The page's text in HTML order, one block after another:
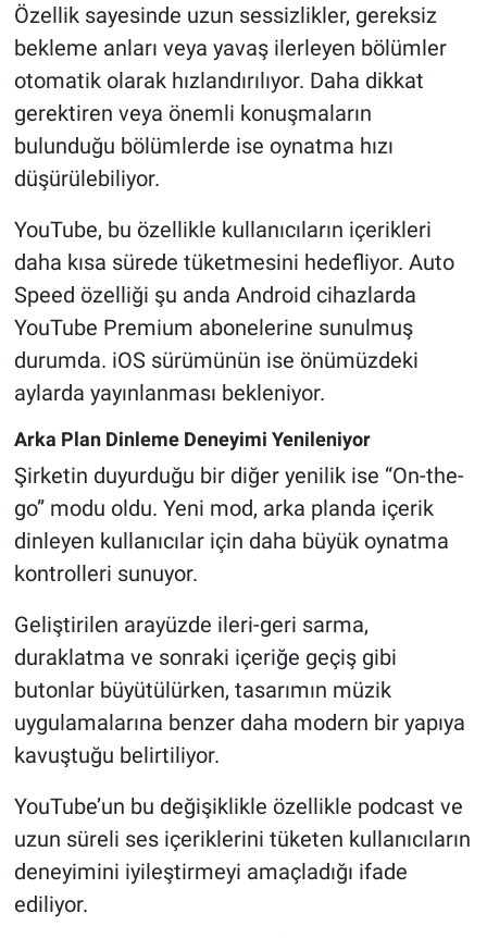
Özellik sayesinde uzun sessizlikler, gereksiz
bekleme anları veya yavaş ilerleyen bölümler
otomatik olarak hızlandırılıyor. Daha dikkat
gerektiren veya önemli konuşmaların
bulunduğu bölümlerde ise oynatma hızı
düşürülebiliyor.
YouTube, bu özellikle kullanıcıların içerikleri
daha kısa sürede tüketmesini hedefliyor. Auto
Speed özelliği şu anda Android cihazlarda
YouTube Premium abonelerine sunulmuş
durumda. iOS sürümünün ise önümüzdeki
aylarda yayınlanması bekleniyor.
Arka Plan Dinleme Deneyimi Yenileniyor
Şirketin duyurduğu bir diğer yenilik ise “On-the-
go” modu oldu. Yeni mod, arka planda içerik
dinleyen kullanıcılar için daha büyük oynatma
kontrolleri sunuyor.
Geliştirilen arayüzde ileri-geri sarma,
duraklatma ve sonraki içeriğe geçiş gibi
butonlar büyütülürken, tasarımın müzik
uygulamalarına benzer daha modern bir yapıya
kavuştuğu belirtiliyor.
YouTube’un bu değişiklikle özellikle podcast ve
uzun süreli ses içeriklerini tüketen kullanıcıların
deneyimini iyileştirmeyi amaçladığı ifade
ediliyor.